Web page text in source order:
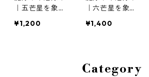
｜五芒星を象っ
¥1,200
｜六芒星を象っ
¥1,400
Category